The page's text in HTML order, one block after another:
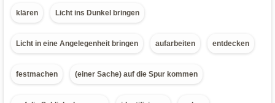
klären Licht ins Dunkel bringen
Licht in eine Angelegenheit bringen aufarbeiten entdecken
festmachen (einer Sache) auf die Spur kommen